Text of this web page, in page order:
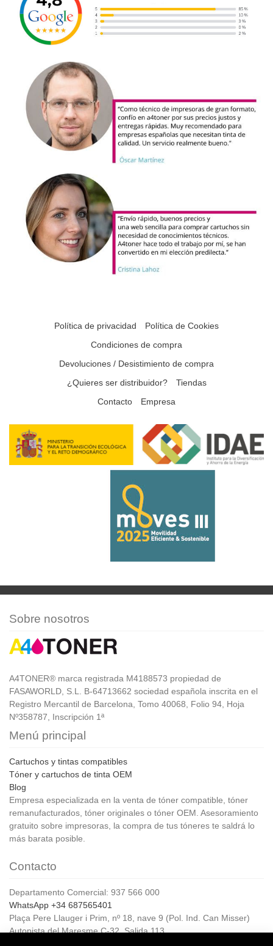
Política de privacidad
Política de Cookies
Condiciones de compra
Devoluciones / Desistimiento de compra
¿Quieres ser distribuidor?
Tiendas
Contacto
Empresa
Sobre nosotros
A4TONER® marca registrada M4188573 propiedad de
FASAWORLD, S.L. B-64713662 sociedad española inscrita en el
Registro Mercantil de Barcelona, Tomo 40068, Folio 94, Hoja
Nº358787, Inscripción 1ª
Menú principal
Cartuchos y tintas compatibles
Tóner y cartuchos de tinta OEM
Blog
Empresa especializada en la venta de tóner compatible, tóner
remanufacturados, tóner originales o tóner OEM. Asesoramiento
gratuito sobre impresoras, la compra de tus tóneres te saldrá lo
más barata posible.
Contacto
Departamento Comercial: 937 566 000
WhatsApp +34 687565401
Plaça Pere Llauger i Prim, nº 18, nave 9 (Pol. Ind. Can Misser)
Autopista del Maresme C-32, Salida 113